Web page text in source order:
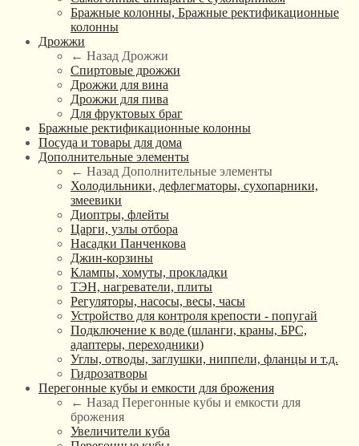
Бражные колонны, Бражные ректификационные
колонны
Дрожжи
← Назад Дрожжи
Спиртовые дрожжи
Дрожжи для вина
Дрожжи для пива
Для фруктовых браг
Бражные ректификационные колонны
Посуда и товары для дома
Дополнительные элементы
← Назад Дополнительные элементы
Холодильники, дефлегматоры, сухопарники,
змеевики
Диоптры, флейты
Царги, узлы отбора
Насадки Панченкова
Джин-корзины
Клампы, хомуты, прокладки
ТЭН, нагреватели, плиты
Регуляторы, насосы, весы, часы
Устройство для контроля крепости - попугай
Подключение к воде (шланги, краны, БРС,
адаптеры, переходники)
Углы, отводы, заглушки, ниппели, фланцы и т.д.
Гидрозатворы
Перегонные кубы и емкости для брожения
← Назад Перегонные кубы и емкости для
брожения
Увеличители куба